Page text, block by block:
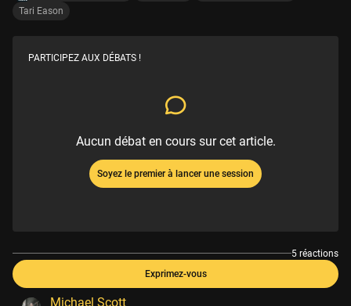
Tari Eason
PARTICIPEZ AUX DÉBATS !
Aucun débat en cours sur cet article.
Soyez le premier à lancer une session
5 réactions
Exprimez-vous
Michael Scott